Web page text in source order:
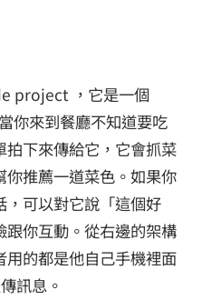
project ，它是一個
你來到餐廳不知道要吃
下來傳給它，它會抓菜
推薦一道菜色。如果你
，可以對它說「這個好
你互動。從右邊的架構
的都是他自己手機裡面
訊息。